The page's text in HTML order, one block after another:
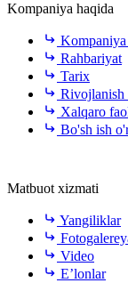
Kompaniya haqida
Kompaniya
Rahbariyat
Tarix
Rivojlanish
Xalqaro
Bo'sh ish
Matbuot xizmati
Yangiliklar
Video
E’lonlar